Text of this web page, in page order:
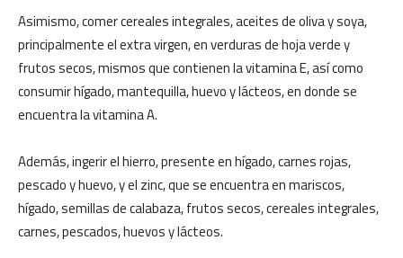
Asimismo, comer cereales integrales, aceites de oliva y soya,
principalmente el extra virgen, en verduras de hoja verde y
frutos secos, mismos que contienen la vitamina E, así como
consumir hígado, mantequilla, huevo y lácteos, en donde se
encuentra la vitamina A.
Además, ingerir el hierro, presente en hígado, carnes rojas,
pescado y huevo, y el zinc, que se encuentra en mariscos,
hígado, semillas de calabaza, frutos secos, cereales integrales,
carnes, pescados, huevos y lácteos.